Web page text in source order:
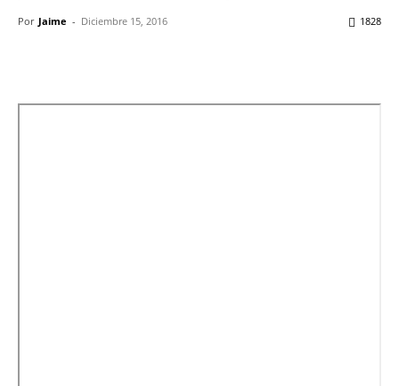
Por Jaime - Diciembre 15, 2016 1828